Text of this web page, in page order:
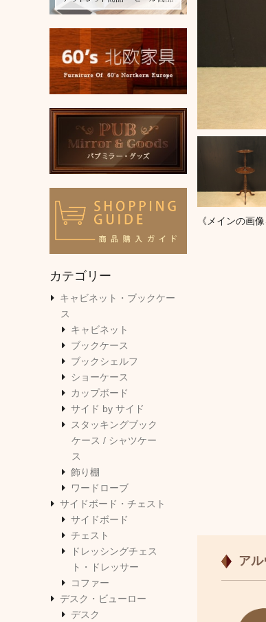
《メインの画
ア
カテゴリー
キャビネット・ブックケー
ス
キャビネット
ブックケース
ブックシェルフ
ショーケース
カップボード
サイド by サイド
スタッキングブック
ケース / シャツケー
ス
飾り棚
ワードローブ
サイドボード・チェスト
サイドボード
チェスト
ドレッシングチェス
ト・ドレッサー
コファー
デスク・ビューロー
デスク